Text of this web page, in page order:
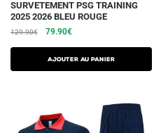
SURVETEMENT PSG TRAINING
2025 2026 BLEU ROUGE
129.90€
Le
initial
était :
79.90€Le
actuel
est :
AJOUTER AU PANIER
Ce
produit
a
plusieurs
variations.
peuvent